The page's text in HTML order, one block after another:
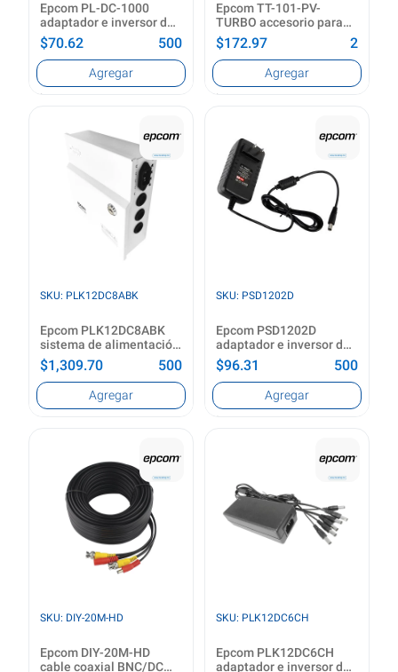
Epcom PL-DC-1000
adaptador e inversor de
corriente Interior Negro
$70.62 500
Utilizar con
Sistema de vigilancia
alimentación
Interior
Voltaje de entrada
96 - 264 V
Frecuencia de entrada
Ver producto
Agregar
Epcom TT-101-PV-
TURBO accesorio para
cámara de seguridad
$172.97 2
Color del producto
Negro
Agregar
SKU: PLK12DC8ABK
Epcom PLK12DC8ABK
sistema de alimentación
ininterrumpida (UPS)
120 W
$1,309.70 500
Potencia de salida
120 W
Voltaje de operación de
entrada (máx)
264 V
Color del producto
Agregar
SKU: PSD1202D
Epcom PSD1202D
adaptador e inversor de
corriente Interior Negro
$96.31 500
Utilizar con
Cámara
Voltaje de entrada
100-240 V
Frecuencia de entrada
Agregar
SKU: DIY-20M-HD
Epcom DIY-20M-HD
cable coaxial BNC/DC
SKU: PLK12DC6CH
Epcom PLK12DC6CH
adaptador e inversor de